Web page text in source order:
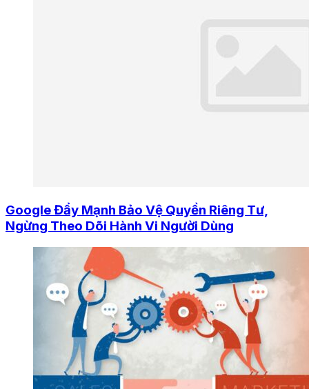
Google Đẩy Mạnh Bảo Vệ Quyền Riêng Tư,
Ngừng Theo Dõi Hành Vi Người Dùng